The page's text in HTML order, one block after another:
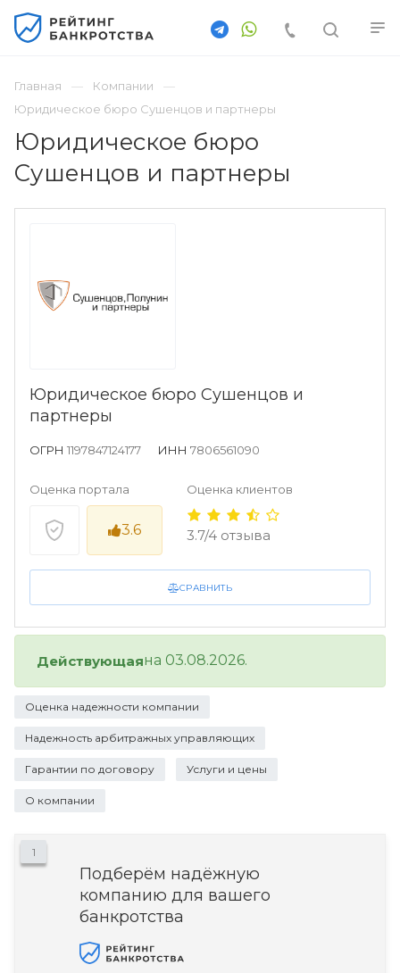
Главная
Компании
Юридическое бюро Сушенцов и партнеры
Юридическое бюро
Сушенцов и партнеры
СРАВНИТЬ
Юридическое бюро Сушенцов и
партнеры
ОГРН 1197847124177 ИНН 7806561090
Оценка портала
3.6
Оценка клиентов
3.7/4 отзыва
Действующаяна 03.08.2026.
Оценка надежности компании
Надежность арбитражных управляющих
Гарантии по договору Услуги и цены
О компании
1
Подберём надёжную
компанию для вашего
банкротства